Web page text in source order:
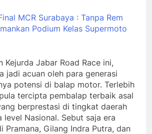
MCR Surabaya : Tanpa Rem
Podium Kelas Supermoto
Kejurda Jabar Road Race ini,
jadi acuan oleh para generasi
potensi di balap motor. Terlebih
tercipta pembalap terbaik asal
berprestasi di tingkat daerah
level Nasional. Sebut saja era
Pramana, Gilang Indra Putra, dan